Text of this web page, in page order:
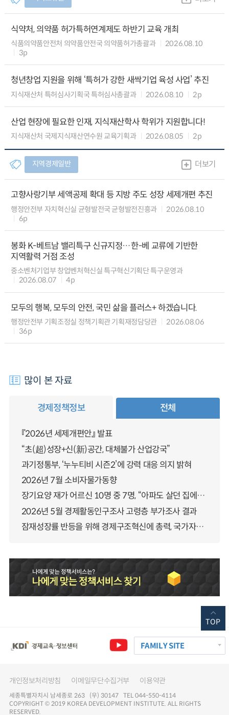
식약처, 의약품 허가특허연계제도 하반기 교육 개최
식품의약품안전처 의약품안전국 의약품허가총괄과
2026.08.10
3p
청년창업 지원을 위해 ‘특허가 강한 새싹기업 육성 사업’ 추진
지식재산처 특허심사기획국 특허심사총괄과 2026.08.10 2p
산업 현장에 필요한 인재, 지식재산학사 학위가 지원합니다!
지식재산처 국제지식재산연수원 교육기획과 2026.08.05 2p
지역경제일반 더보기
고향사랑기부 세액공제 확대 등 지방 주도 성장 세제개편 추진
행정안전부 자치혁신실 균형발전국 균형발전진흥과
2026.08.10
6p
봉화 K-베트남 밸리특구 신규지정…한-베 교류에 기반한
지역활력 거점 조성
중소벤처기업부 창업벤처혁신실 특구혁신기획단 특구운영과
2026.08.07
4p
모두의 행복, 모두의 안전, 국민 삶을 플러스+ 하겠습니다.
행정안전부 기획조정실 정책기획관 기획재정담당관
2026.08.06
36p
많이 본 자료
경제정책정보 전체
『2026년 세제개편안』 발표
“초(超)성장+신(新)공간, 대체불가 산업강국”
과기정통부, ‘누누티비 시즌2’에 강력 대응 의지 밝혀
2026년 7월 소비자물가동향
장기요양 재가 어르신 10명 중 7명, “아파도 살던 집에서 살겠다” 「2025년 장기요양실태조사」 결과 발표
2026년 5월 경제활동인구조사 고령층 부가조사 결과
잠재성장률 반등을 위해 경제구조혁신에 총력, 국가자산 관리체계 대전환
FAMILY SITE
개인정보처리방침 이메일무단수집거부 이용약관
세종특별자치시 남세종로 263 (우) 30147 TEL 044-550-4114
COPYRIGHT © 2019 KOREA DEVELOPMENT INSTITUTE. ALL RIGHTS
RESERVED.
TOP